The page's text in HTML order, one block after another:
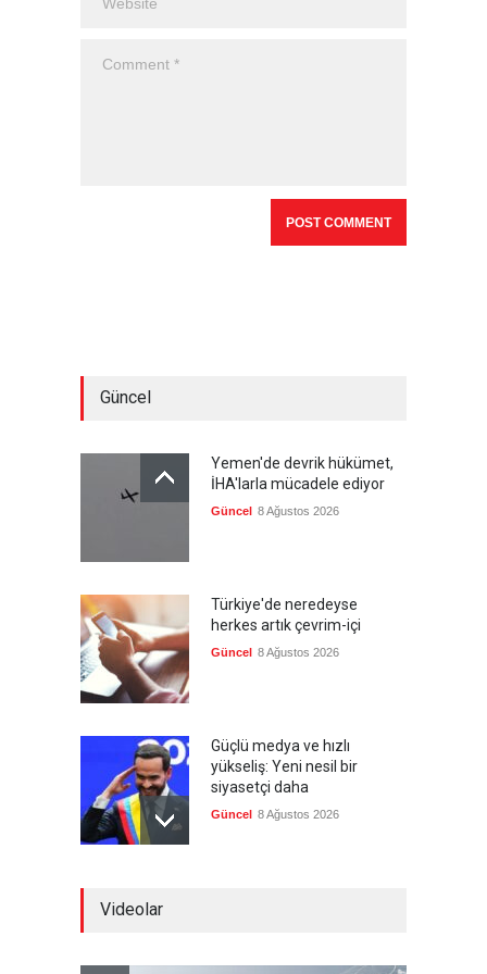
Güncel
Yemen'de devrik hükümet,
İHA'larla mücadele ediyor
Güncel 8 Ağustos 2026
Türkiye'de neredeyse
herkes artık çevrim-içi
Güncel 8 Ağustos 2026
Güçlü medya ve hızlı
yükseliş: Yeni nesil bir
siyasetçi daha
Güncel 8 Ağustos 2026
Videolar